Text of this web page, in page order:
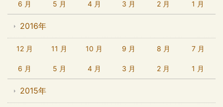
6 月 5 月 4 月 3 月 2 月 1 月
2016年
12 月 11 月 10 月 9 月 8 月 7 月
6 月 5 月 4 月 3 月 2 月 1 月
2015年